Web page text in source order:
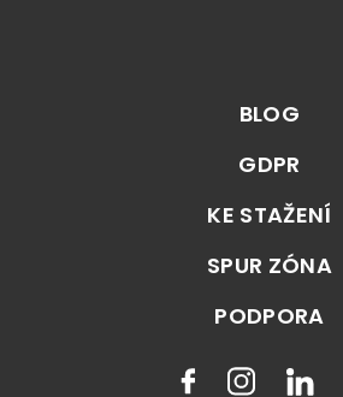
BLOG
GDPR
KE STAŽENÍ
SPUR ZÓNA
PODPORA